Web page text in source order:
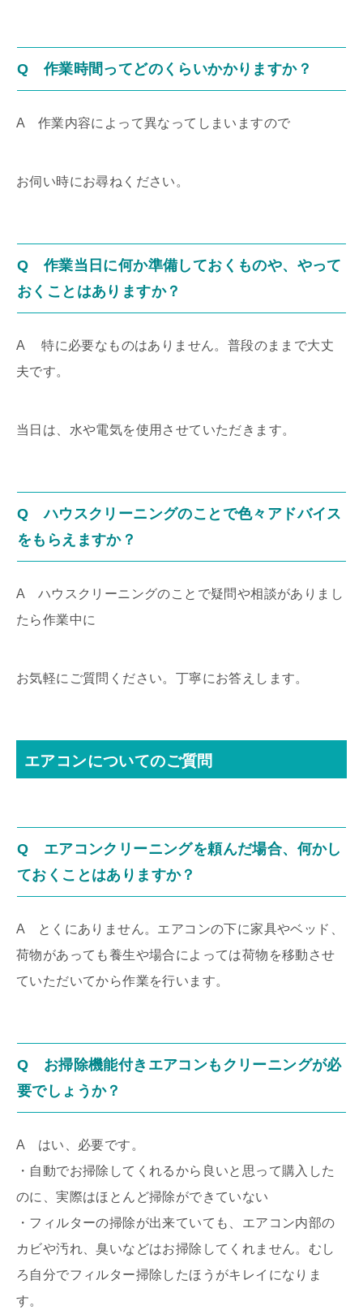
Q 作業時間ってどのくらいかかりますか？
A 作業内容によって異なってしまいますので
お伺い時にお尋ねください。
Q 作業当日に何か準備しておくものや、やって
おくことはありますか？
A 特に必要なものはありません。普段のままで大丈
夫です。
当日は、水や電気を使用させていただきます。
Q ハウスクリーニングのことで色々アドバイス
をもらえますか？
A ハウスクリーニングのことで疑問や相談がありまし
たら作業中に
お気軽にご質問ください。丁寧にお答えします。
エアコンについてのご質問
Q エアコンクリーニングを頼んだ場合、何かし
ておくことはありますか？
A とくにありません。エアコンの下に家具やベッド、
荷物があっても養生や場合によっては荷物を移動させ
ていただいてから作業を行います。
Q お掃除機能付きエアコンもクリーニングが必
要でしょうか？
A はい、必要です。
・自動でお掃除してくれるから良いと思って購入した
のに、実際はほとんど掃除ができていない
・フィルターの掃除が出来ていても、エアコン内部の
カビや汚れ、臭いなどはお掃除してくれません。むし
ろ自分でフィルター掃除したほうがキレイになりま
す。